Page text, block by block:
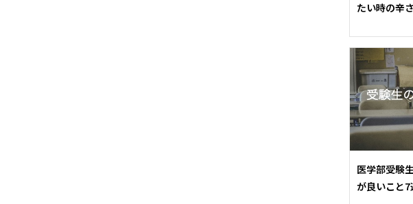
たい時の辛
医学部受験
が良いこと7